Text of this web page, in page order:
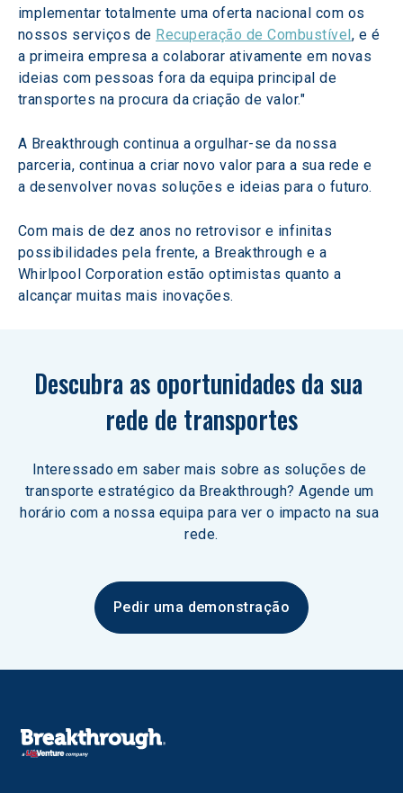
implementar totalmente uma oferta nacional com os
nossos serviços de Recuperação de Combustível, e é
a primeira empresa a colaborar ativamente em novas
ideias com pessoas fora da equipa principal de
transportes na procura da criação de valor."
A Breakthrough continua a orgulhar-se da nossa
parceria, continua a criar novo valor para a sua rede e
a desenvolver novas soluções e ideias para o futuro.
Com mais de dez anos no retrovisor e infinitas
possibilidades pela frente, a Breakthrough e a
Whirlpool Corporation estão optimistas quanto a
alcançar muitas mais inovações.
Descubra as oportunidades da sua
rede de transportes
Interessado em saber mais sobre as soluções de
transporte estratégico da Breakthrough? Agende um
horário com a nossa equipa para ver o impacto na sua
rede.
Pedir uma demonstração